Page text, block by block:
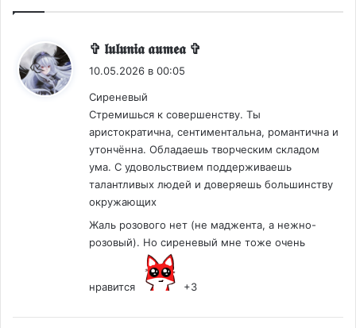
✞ 𝖑𝖚𝖑𝖚𝖓𝖎𝖆 𝖆𝖚𝖒𝖊𝖆 ✞
10.05.2026 в 00:05
Сиреневый
Стремишься к совершенству. Ты
аристократична, сентиментальна, романтична и
утончённа. Обладаешь творческим складом
ума. С удовольствием поддерживаешь
талантливых людей и доверяешь большинству
окружающих
Жаль розового нет (не маджента, а нежно-
розовый). Но сиреневый мне тоже очень
нравится +3